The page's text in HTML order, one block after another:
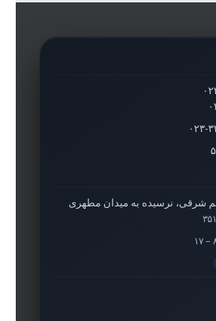
شرقی، نرسیده به میدان مطهری